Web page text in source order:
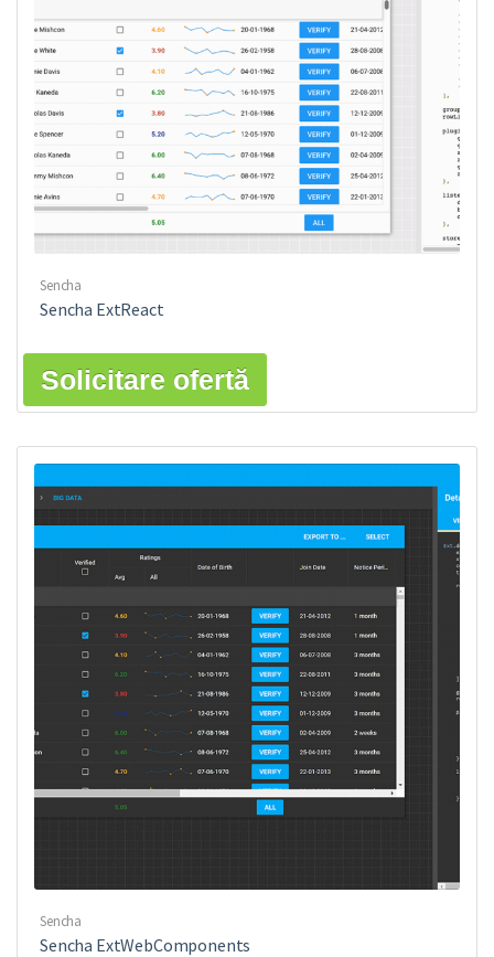
Sencha
Sencha ExtReact
Solicitare ofertă
Sencha
Sencha ExtWebComponents